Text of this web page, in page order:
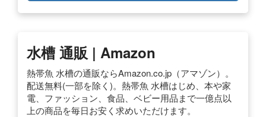
水槽 通販 | Amazon
熱帯魚 水槽の通販ならAmazon.co.jp（アマゾン）。
配送無料(一部を除く)。熱帯魚 水槽はじめ、本や家
電、ファッション、食品、ベビー用品まで一億点以
上の商品を毎日お安く求めいただけます。